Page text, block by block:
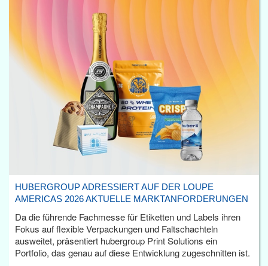
HUBERGROUP ADRESSIERT AUF DER LOUPE
AMERICAS 2026 AKTUELLE MARKTANFORDERUNGEN
Da die führende Fachmesse für Etiketten und Labels ihren
Fokus auf flexible Verpackungen und Faltschachteln
ausweitet, präsentiert hubergroup Print Solutions ein
Portfolio, das genau auf diese Entwicklung zugeschnitten ist.